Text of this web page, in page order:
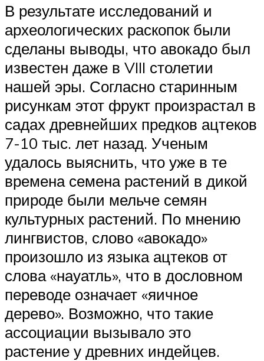
В результате исследований и
археологических раскопок были
сделаны выводы, что авокадо был
известен даже в VIII столетии
нашей эры. Согласно старинным
рисункам этот фрукт произрастал в
садах древнейших предков ацтеков
7-10 тыс. лет назад. Ученым
удалось выяснить, что уже в те
времена семена растений в дикой
природе были мельче семян
культурных растений. По мнению
лингвистов, слово «авокадо»
произошло из языка ацтеков от
слова «науатль», что в дословном
переводе означает «яичное
дерево». Возможно, что такие
ассоциации вызывало это
растение у древних индейцев.